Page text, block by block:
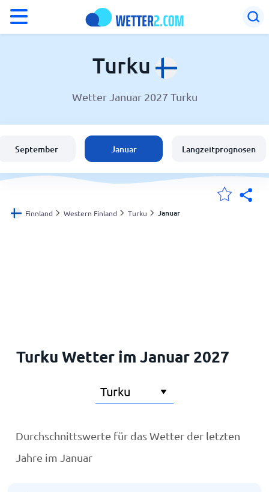
Wetter in Turku
Schweiz
Deutschland
Turku
Wetter Januar 2027 Turku
September Januar Langzeitprognosen
Finnland Western Finland Turku Januar
Turku Wetter im Januar 2027
Durchschnittswerte für das Wetter der letzten
Jahre im Januar